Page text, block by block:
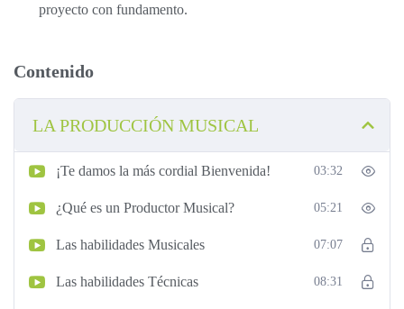
proyecto con fundamento.
Contenido
LA PRODUCCIÓN MUSICAL
¡Te damos la más cordial Bienvenida! 03:32
¿Qué es un Productor Musical? 05:21
Las habilidades Musicales 07:07
Las habilidades Técnicas 08:31